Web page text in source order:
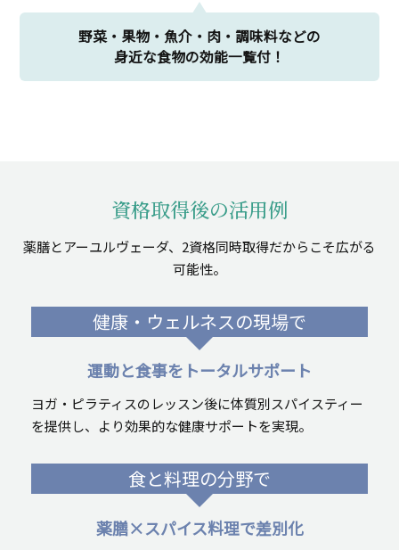
野菜・果物・魚介・肉・調味料などの
身近な食物の効能一覧付！
資格取得後の活用例
薬膳とアーユルヴェーダ、2資格同時取得だからこそ広がる
可能性。
健康・ウェルネスの現場で
運動と食事をトータルサポート
ヨガ・ピラティスのレッスン後に体質別スパイスティー
を提供し、より効果的な健康サポートを実現。
食と料理の分野で
薬膳×スパイス料理で差別化